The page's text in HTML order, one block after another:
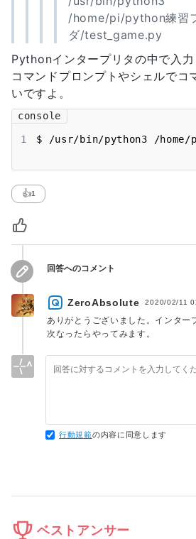
/home/pi/python練習
ダ/test_game.py
Pythonインタープリタの中で入力
コマンドプロンプトやシェルでコ
いですよ。
console
1 $ /usr/bin/python3 /home/
👍1
回答へのコメント
ZeroAbsolute 2020/02/11
ありがとうございました。インター
次なったらやってみます。
行動規範の内容に同意します
ベストアンサー